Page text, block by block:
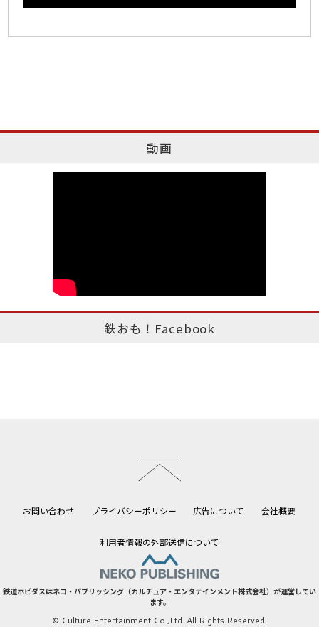
動画
鉄おも！Facebook
お問い合わせ プライバシーポリシー 広告について 会社概要
利用者情報の外部送信について
鉄道ホビダスはネコ・パブリッシング（カルチュア・エンタテインメント株式会社）が運営してい
ます。
© Culture Entertainment Co.,Ltd. All Rights Reserved.